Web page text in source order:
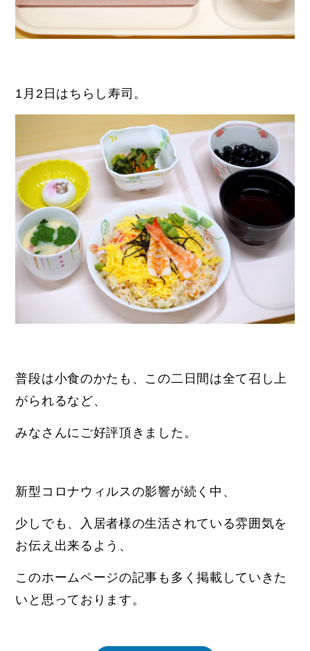
1月2日はちらし寿司。
普段は小食のかたも、この二日間は全て召し上
がられるなど、
みなさんにご好評頂きました。
新型コロナウィルスの影響が続く中、
少しでも、入居者様の生活されている雰囲気を
お伝え出来るよう、
このホームページの記事も多く掲載していきた
いと思っております。